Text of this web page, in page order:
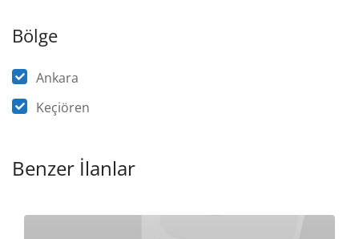
Bölge
Ankara
Keçiören
Benzer İlanlar